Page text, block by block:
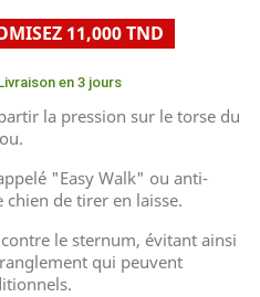
11,000 TND
en 3 jours
la pression sur le torse du
"Easy Walk" ou anti-
de tirer en laisse.
le sternum, évitant ainsi
qui peuvent